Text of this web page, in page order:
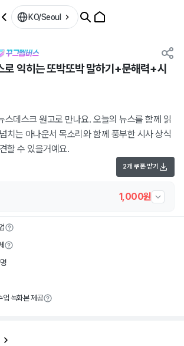
KO/Seoul
로 익히는 또박또박 말하기+문해력+시
스데스크 원고로 만나요. 오늘의 뉴스를 함께 읽
치는 아나운서 목소리와 함께 풍부한 시사 상식
할 수 있을거예요.
2개 쿠폰 받기
1,000원
업 녹화본 제공